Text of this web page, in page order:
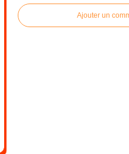
Ajouter un